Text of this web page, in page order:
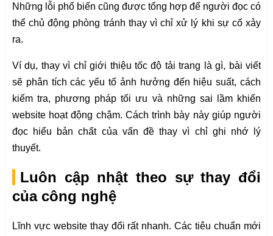
Những lỗi phổ biến cũng được tổng hợp để người đọc có
thể chủ động phòng tránh thay vì chỉ xử lý khi sự cố xảy
ra.
Ví dụ, thay vì chỉ giới thiệu tốc độ tải trang là gì, bài viết
sẽ phân tích các yếu tố ảnh hưởng đến hiệu suất, cách
kiểm tra, phương pháp tối ưu và những sai lầm khiến
website hoạt động chậm. Cách trình bày này giúp người
đọc hiểu bản chất của vấn đề thay vì chỉ ghi nhớ lý
thuyết.
Luôn cập nhật theo sự thay đổi
của công nghệ
Lĩnh vực website thay đổi rất nhanh. Các tiêu chuẩn mới